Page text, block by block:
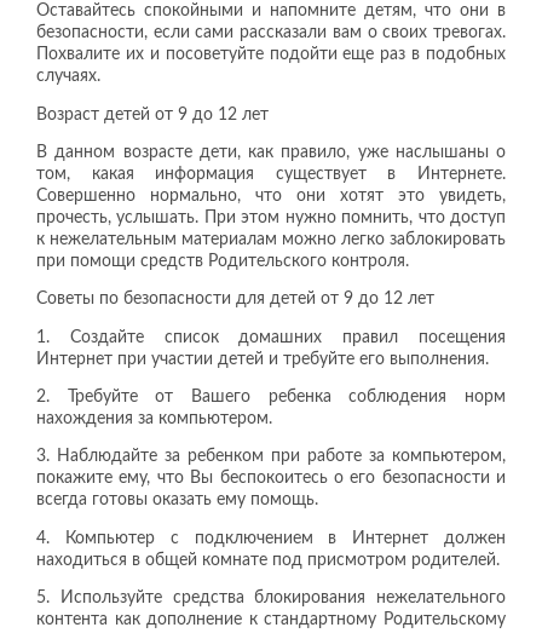
Оставайтесь спокойными и напомните детям, что они в
безопасности, если сами рассказали вам о своих тревогах.
Похвалите их и посоветуйте подойти еще раз в подобных
случаях.
Возраст детей от 9 до 12 лет
В данном возрасте дети, как правило, уже наслышаны о
том, какая информация существует в Интернете.
Совершенно нормально, что они хотят это увидеть,
прочесть, услышать. При этом нужно помнить, что доступ
к нежелательным материалам можно легко заблокировать
при помощи средств Родительского контроля.
Советы по безопасности для детей от 9 до 12 лет
1. Создайте список домашних правил посещения
Интернет при участии детей и требуйте его выполнения.
2. Требуйте от Вашего ребенка соблюдения норм
нахождения за компьютером.
3. Наблюдайте за ребенком при работе за компьютером,
покажите ему, что Вы беспокоитесь о его безопасности и
всегда готовы оказать ему помощь.
4. Компьютер с подключением в Интернет должен
находиться в общей комнате под присмотром родителей.
5. Используйте средства блокирования нежелательного
контента как дополнение к стандартному Родительскому